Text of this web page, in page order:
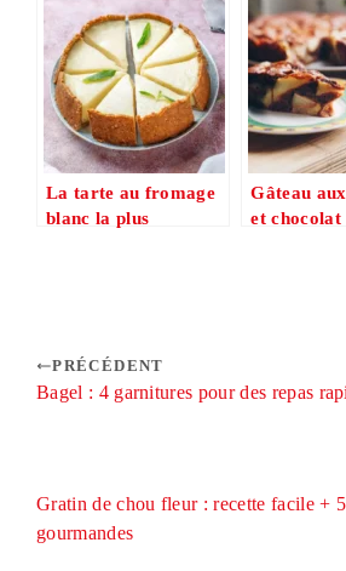
petit-déjeuner
un dessert
léger
La tarte au fromage
blanc la plus
Gâteau
et chocolat
PRÉCÉDENT
Bagel : 4 garnitures pour des repas
Gratin de chou fleur : recette facile +
gourmandes